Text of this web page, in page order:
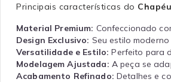
Principais características do
Material Premium: Confeccionado
Design Exclusivo: Seu estilo
Versatilidade e Estilo: Perfeito para
Modelagem Ajustada: A peça se
Acabamento Refinado: Detalhes e